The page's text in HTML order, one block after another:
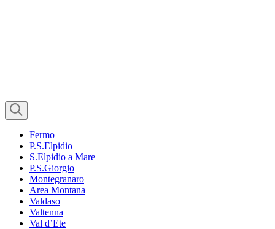
Fermo
P.S.Elpidio
S.Elpidio a Mare
P.S.Giorgio
Montegranaro
Area Montana
Valdaso
Valtenna
Val d’Ete